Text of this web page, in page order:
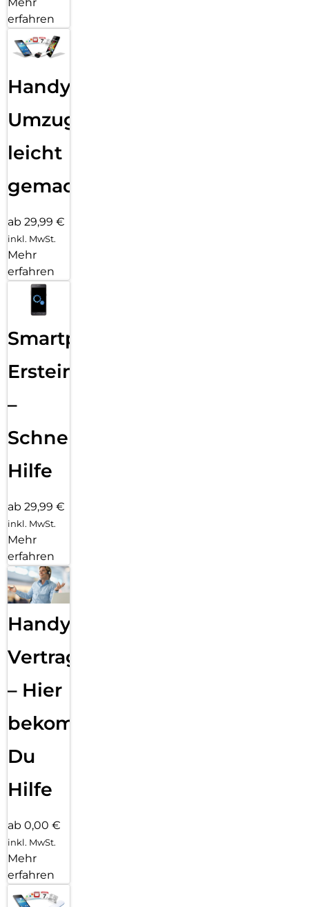
erfahren
Handy
Umzug
leicht
gemacht!
ab 29,99 €
inkl. MwSt.
Mehr
erfahren
Smartphone
Ersteinrichtung
–
Schnelle
Hilfe
ab 29,99 €
inkl. MwSt.
Mehr
erfahren
Handy
Vertragsabwicklung
– Hier
bekommst
Du
Hilfe
ab 0,00 €
inkl. MwSt.
Mehr
erfahren